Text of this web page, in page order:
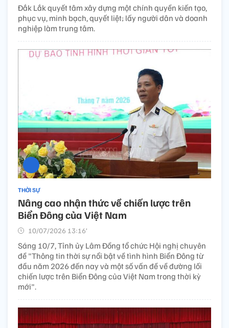
Đắk Lắk quyết tâm xây dựng một chính quyền kiến tạo,
phục vụ, minh bạch, quyết liệt; lấy người dân và doanh
nghiệp làm trung tâm.
THỜI SỰ
Nâng cao nhận thức về chiến lược trên
Biển Đông của Việt Nam
10/07/2026 13:16’
Sáng 10/7, Tỉnh ủy Lâm Đồng tổ chức Hội nghị chuyên
đề "Thông tin thời sự nổi bật về tình hình Biển Đông từ
đầu năm 2026 đến nay và một số vấn đề về đường lối
chiến lược trên Biển Đông của Việt Nam trong thời kỳ
mới".